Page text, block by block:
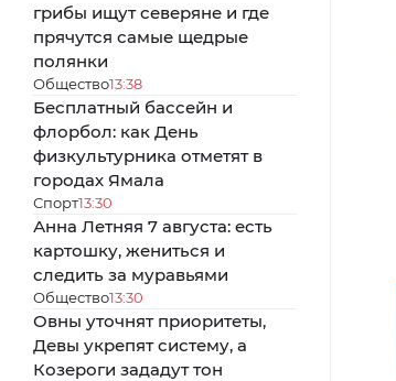
грибы ищут северяне и где
прячутся самые щедрые
полянки
Общество13:38
Бесплатный бассейн и
флорбол: как День
физкультурника отметят в
городах Ямала
Спорт13:30
Анна Летняя 7 августа: есть
картошку, жениться и
следить за муравьями
Общество13:30
Овны уточнят приоритеты,
Девы укрепят систему, а
Козероги зададут тон